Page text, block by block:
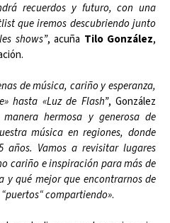
recuerdos y futuro, con una
que iremos descubriendo junto
shows”, acuña Tilo González,
de música, cariño y esperanza,
hasta «Luz de Flash”, González
hermosa y generosa de
música en regiones, donde
años. Vamos a revisitar lugares
cariño e inspiración para más de
qué mejor que encontrarnos de
compartiendo».